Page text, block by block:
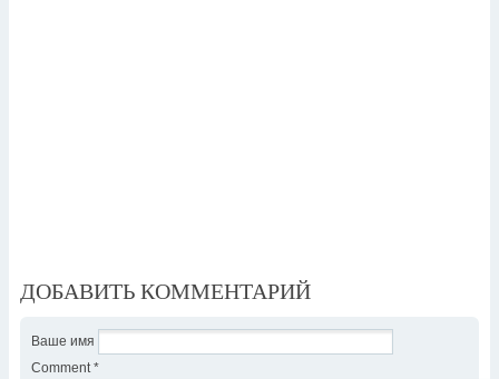
ДОБАВИТЬ КОММЕНТАРИЙ
Ваше имя
Comment *